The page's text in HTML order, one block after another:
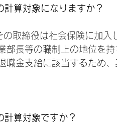
算対象になりますか？
取締役は社会保険に加入
部長等の職制上の地位を
職金支給に該当するため
計算対象ですか？